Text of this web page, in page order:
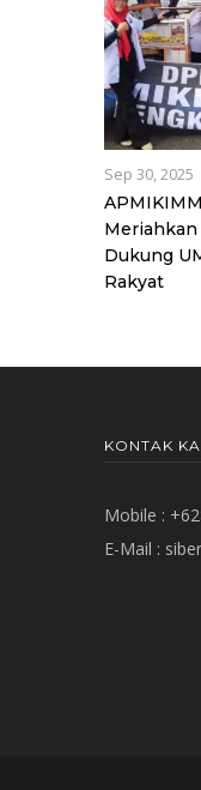
Sep 30, 2025
Meriahkan
Dukung
Rakyat
KONTAK
Mobile :
E-Mail :